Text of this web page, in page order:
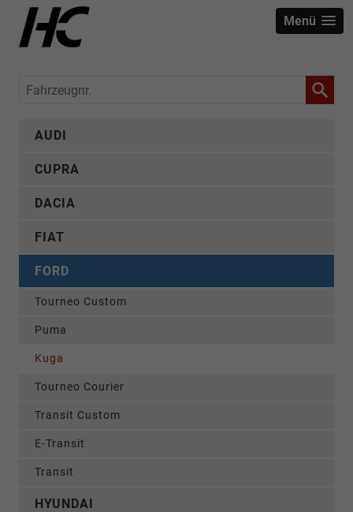
Menü
Fahrzeugnr.
AUDI
CUPRA
DACIA
FIAT
FORD
Tourneo Custom
Puma
Kuga
Tourneo Courier
Transit Custom
E-Transit
Transit
HYUNDAI